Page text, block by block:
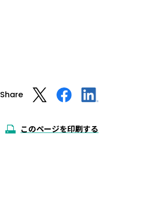
Share
このページを印刷する